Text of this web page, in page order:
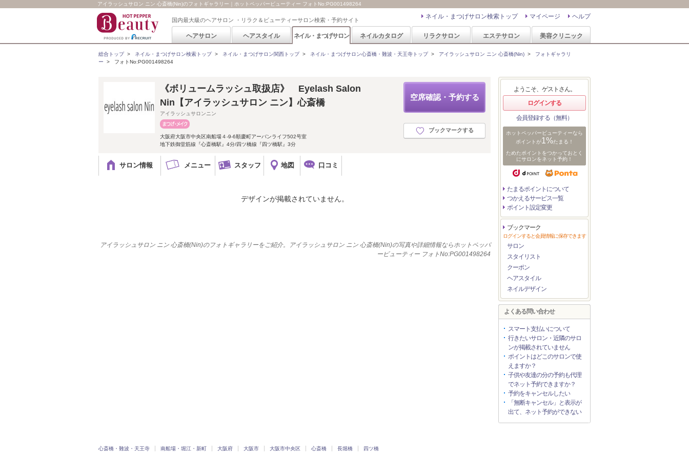
アイラッシュサロン ニン 心斎橋(Nin)のフォトギャラリー｜ホットペッパービューティー フォトNo:PG001498264
国内最大級のヘアサロン ・リラク＆ビューティーサロン検索・予約サイト ヘルプ
マイページ
ネイル・まつげサロン検索トップ
ヘアサロン ヘアスタイル ネイル・まつげサロン ネイルカタログ リラクサロン エステサロン 美容クリニック
総合トップ> ネイル・まつげサロン検索トップ> ネイル・まつげサロン関西トップ> ネイル・まつげサロン心斎橋・難波・天王寺トップ> アイラッシュサロン ニン 心斎橋(Nin) > フォトギャラリ
ー > フォトNo:PG001498264
空席確認・予約する
ブックマークする
《ボリュームラッシュ取扱店》 Eyelash Salon
Nin【アイラッシュサロン ニン】心斎橋
アイラッシュサロンニン
大阪府大阪市中央区南船場４-9-6順慶町アーバンライフ502号室
地下鉄御堂筋線『心斎橋駅』4分/四ツ橋線『四ツ橋駅』3分
サロン情報 メニュー スタッフ 地図 口コミ
デザインが掲載されていません。
アイラッシュサロン ニン 心斎橋(Nin)のフォトギャラリーをご紹介。アイラッシュサロン ニン 心斎橋(Nin)の写真や詳細情報ならホットペッパ
ービューティー フォトNo:PG001498264
ようこそ、ゲストさん。
ログインする
会員登録する（無料）
ホットペッパービューティーなら
ポイントが1%たまる！
ためたポイントをつかっておとく
にサロンをネット予約！
たまるポイントについて
つかえるサービス一覧
ポイント設定変更
ブックマーク
ログインすると会員情報に保存できます
サロン
スタイリスト
クーポン
ヘアスタイル
ネイルデザイン
よくある問い合わせ
スマート支払いについて
行きたいサロン・近隣のサロ
ンが掲載されていません
ポイントはどこのサロンで使
えますか？
子供や友達の分の予約も代理
でネット予約できますか？
予約をキャンセルしたい
「無断キャンセル」と表示が
出て、ネット予約ができない
心斎橋・難波・天王寺 南船場・堀江・新町 大阪府 大阪市 大阪市中央区 心斎橋 長堀橋 四ツ橋